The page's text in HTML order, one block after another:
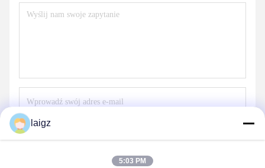
Wyślij
laigz
5:03 PM